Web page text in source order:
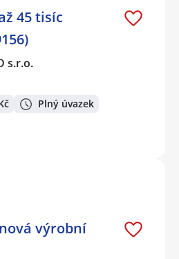
45 tisíc
s.r.o.
Plný úvazek
výrobní